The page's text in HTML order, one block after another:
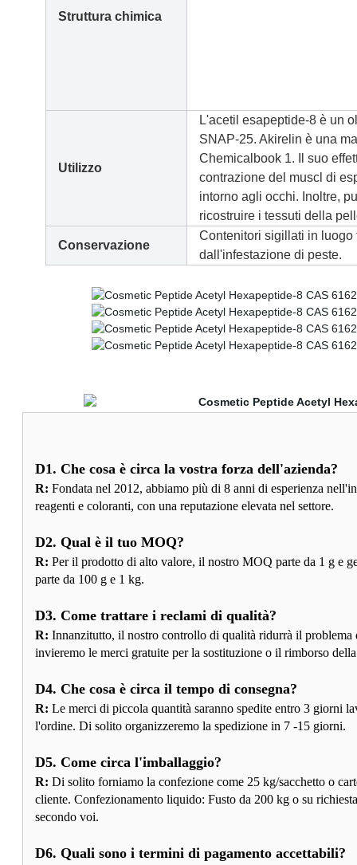
Struttura chimica
Utilizzo
L'acetil esapeptide-8è un
SNAP-25. Akirelin è una
Chemicalbook 1. Il suo
contrazione del muscl di
intorno agli occhi. Inoltre,
ricostruire i tessuti della
Conservazione
Contenitori sigillati in luogo
dall'infestazione di peste.
D1. Che cosa è circa la vostra forza dell'azienda?
R: Fondata nel 2012, abbiamo più di 8 anni di esperienza
reagenti e coloranti, con una reputazione elevata nel settore.
D2. Qual è il tuo MOQ?
R: Per il prodotto di alto valore, il nostro MOQ parte da 1 g e
parte da 100 g e 1 kg.
D3. Come trattare i reclami di qualità?
R: Innanzitutto, il nostro controllo di qualità ridurrà il problema
invieremo le merci gratuite per la sostituzione o il rimborso
D4. Che cosa è circa il tempo di consegna?
R: Le merci di piccola quantità saranno spedite entro 3 giorni
l'ordine. Di solito organizzeremo la spedizione in 7 -15 giorni.
D5. Come circa l'imballaggio?
R: Di solito forniamo la confezione come 25 kg/sacchetto o
cliente. Confezionamento liquido: Fusto da 200 kg o su
secondo voi.
D6. Quali sono i termini di pagamento accettabili?